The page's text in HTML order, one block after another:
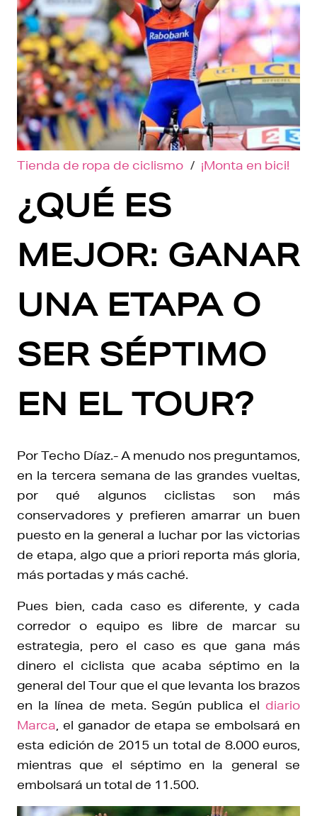
Tienda de ropa de ciclismo / ¡Monta en bici!
¿QUÉ ES
MEJOR: GANAR
UNA ETAPA O
SER SÉPTIMO
EN EL TOUR?
Por Techo Díaz.- A menudo nos preguntamos,
en la tercera semana de las grandes vueltas,
por qué algunos ciclistas son más
conservadores y prefieren amarrar un buen
puesto en la general a luchar por las victorias
de etapa, algo que a priori reporta más gloria,
más portadas y más caché.
Pues bien, cada caso es diferente, y cada
corredor o equipo es libre de marcar su
estrategia, pero el caso es que gana más
dinero el ciclista que acaba séptimo en la
general del Tour que el que levanta los brazos
en la línea de meta. Según publica el diario
Marca , el ganador de etapa se embolsará en
esta edición de 2015 un total de 8.000 euros,
mientras que el séptimo en la general se
embolsará un total de 11.500.